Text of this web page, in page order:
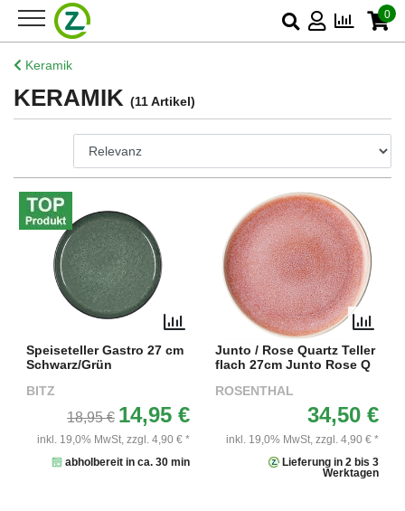
0
Keramik
KERAMIK (11 Artikel)
Speiseteller Gastro 27 cm
Schwarz/Grün
BITZ
18,95 € 14,95 €
inkl. 19,0% MwSt, zzgl. 4,90 € *
abholbereit in ca. 30 min
Junto / Rose Quartz Teller
flach 27cm Junto Rose Q
ROSENTHAL
34,50 €
inkl. 19,0% MwSt, zzgl. 4,90 € *
Lieferung in 2 bis 3
Werktagen